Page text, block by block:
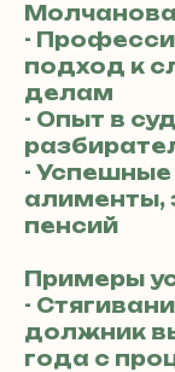
-
подход к
делам
- Опыт в
- Успешные
алименты,
пенсий
Примеры
-
должник
года с